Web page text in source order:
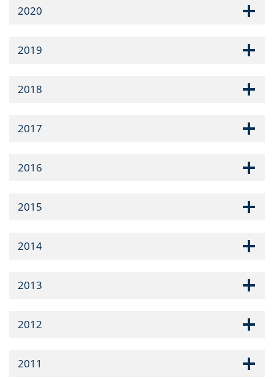
2020
2019
2018
2017
2016
2015
2014
2013
2012
2011